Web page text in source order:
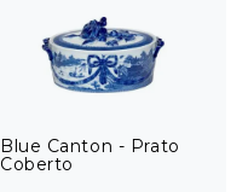
Blue Canton - Prato
Coberto